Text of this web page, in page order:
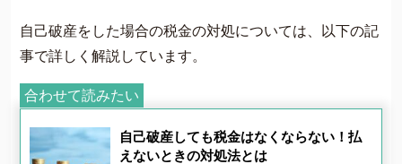
自己破産をした場合の税金の対処については、以下の記
事で詳しく解説しています。
合わせて読みたい
自己破産しても税金はなくならない！払
えないときの対処法とは